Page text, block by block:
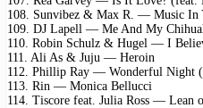
108. Sunvibez & Max R. — Music In
109. DJ Lapell — Me And My
110. Robin Schulz & Hugel — I
111. Ali As & Juju — Heroin
112. Phillip Ray — Wonderful Night
113. Rin — Monica Bellucci
114. Tiscore feat. Julia Ross — Lean